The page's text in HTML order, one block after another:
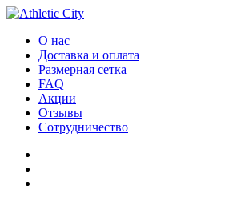
О нас
Доставка и оплата
Размерная сетка
FAQ
Акции
Отзывы
Сотрудничество